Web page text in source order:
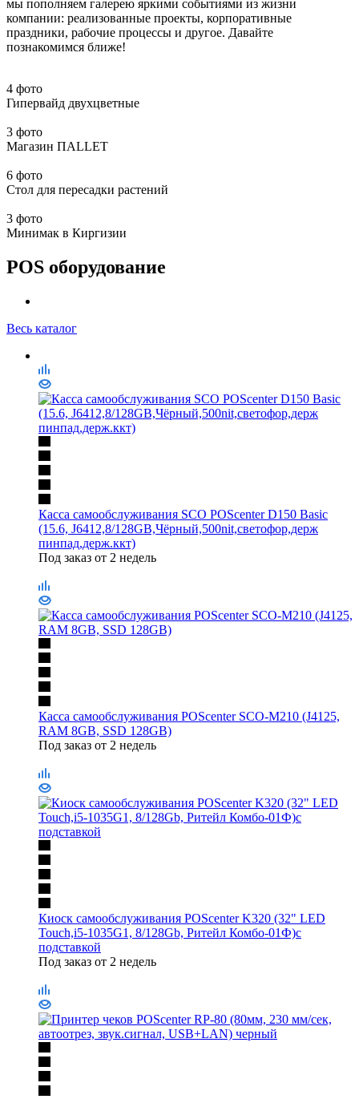
мы пополняем галерею яркими событиями из жизни
компании: реализованные проекты, корпоративные
праздники, рабочие процессы и другое. Давайте
познакомимся ближе!
4 фото
Гипервайд двухцветные
3 фото
Магазин ПАLLЕТ
6 фото
Стол для пересадки растений
3 фото
Минимак в Киргизии
POS оборудование
Весь каталог
Касса самообслуживания SCO POScenter D150 Basic
(15.6, J6412,8/128GB,Чёрный,500nit,светофор,держ
пинпад,держ.ккт)
Под заказ от 2 недель
Касса самообслуживания POScenter SCO-M210 (J4125,
RAM 8GB, SSD 128GB)
Под заказ от 2 недель
Киоск самообслуживания POScenter K320 (32" LED
Touch,i5-1035G1, 8/128Gb, Ритейл Комбо-01Ф)с
подставкой
Под заказ от 2 недель